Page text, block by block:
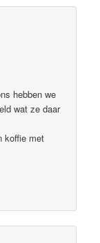
hebben we
wat ze daar
koffie met